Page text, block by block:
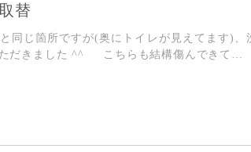
替
同じ箇所ですが(奥にトイレが見えてます)、
だきました ^^ こちらも結構傷んできて…